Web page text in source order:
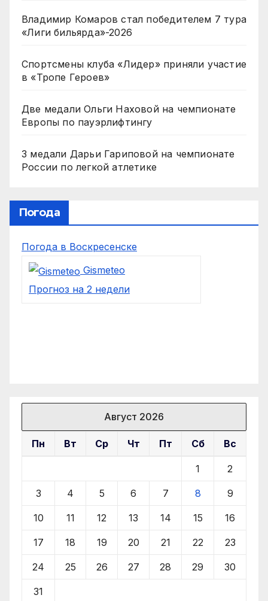
Владимир Комаров стал победителем 7 тура
«Лиги бильярда»-2026
Спортсмены клуба «Лидер» приняли участие
в «Тропе Героев»
Две медали Ольги Наховой на чемпионате
Европы по пауэрлифтингу
3 медали Дарьи Гариповой на чемпионате
России по легкой атлетике
Погода
Погода в Воскресенске
Gismeteo
Прогноз на 2 недели
Август 2026
Пн Вт Ср Чт Пт Сб Вс
1 2
3 4 5 6 7 8 9
10 11 12 13 14 15 16
17 18 19 20 21 22 23
24 25 26 27 28 29 30
31